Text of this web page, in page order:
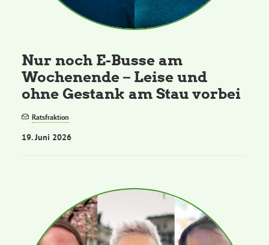
Nur noch E-Busse am
Wochenende – Leise und
ohne Gestank am Stau vorbei
Ratsfraktion
19. Juni 2026